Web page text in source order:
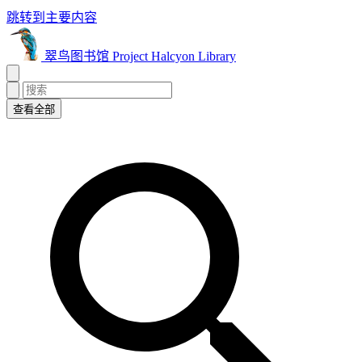
跳转到主要内容
翠鸟图书馆 Project Halcyon Library
查看全部